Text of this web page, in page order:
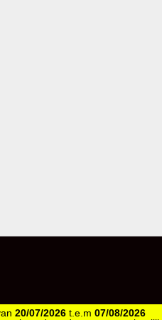
20/07/2026t.e.m 07/08/2026